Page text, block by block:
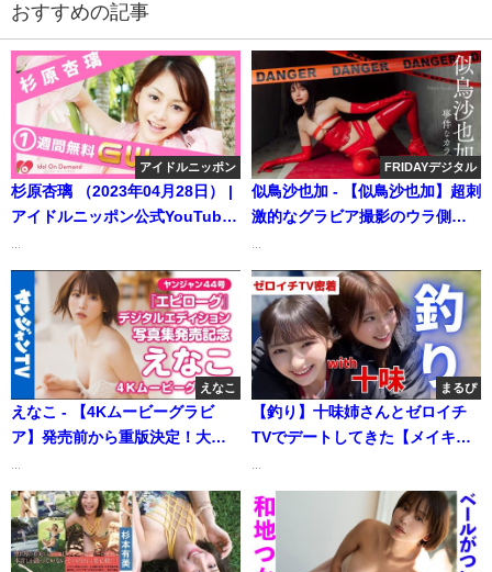
おすすめの記事
アイドルニッポン
杉原杏璃 （2023年04月28日） |
アイドルニッポン公式YouTube
FRIDAYデジタル
似鳥沙也加 - 【似鳥沙也加】超刺
激的なグラビア撮影のウラ側を
FRIDAYデジタルさんより
えなこ
えなこ - 【4Kムービーグラビ
ア】発売前から重版決定！大ヒ
写真集『エピローグ』のデジタ
ルエディションが登場！デジタ
ル版限定もある水着撮影風景に
最高画質で没入密着！【メイキ
まるぴ
【釣り】十味姉さんとゼロイチ
TVでデートしてきた【メイキン